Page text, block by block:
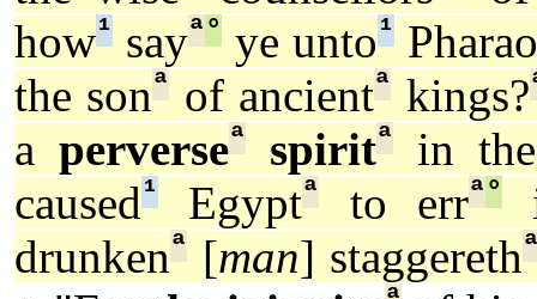
how¹ sayª° ye unto¹
the sonª of ancientª kings?
a perverseª spiritª
in
caused¹ Egyptª to errª°
drunkenª [man] staggereth